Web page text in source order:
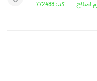
اصلاح کد: